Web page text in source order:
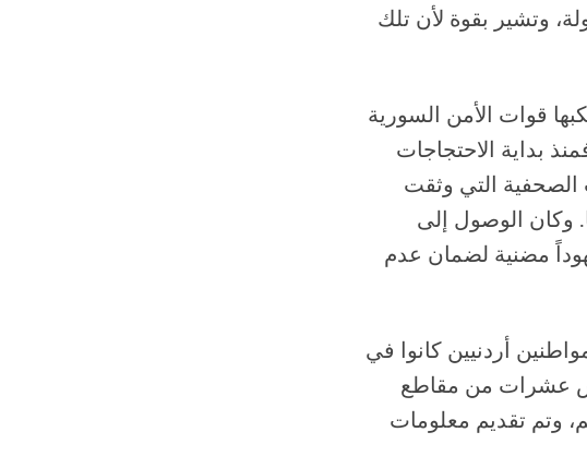
وتشير بقوة لأن تلك
قوات الأمن السورية
درعا منذ 18 مارس/آذار إلى 22 مايو/أيار 2011. فمنذ بداية الاحتجاجات
التي وثقت
وكان الوصول إلى
مضنية لضمان عدم
درعا وعدة مواطنين أردنيين كانوا في
عشرات من مقاطع
وتم تقديم معلومات